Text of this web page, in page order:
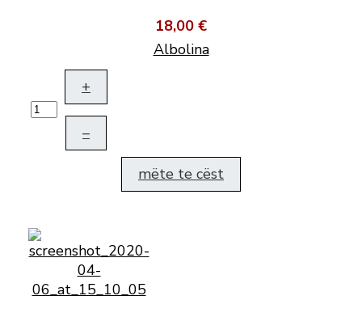
18,00 €
Albolina
+
–
mëte te cëst